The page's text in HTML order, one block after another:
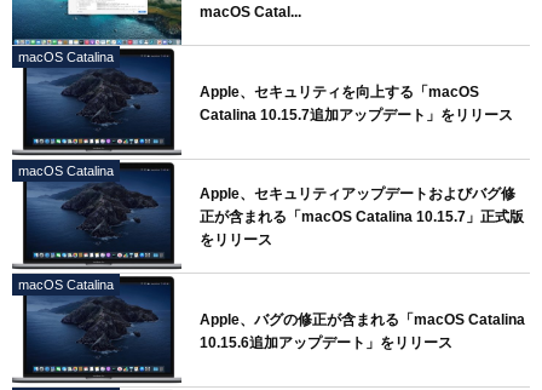
macOS Catal...
macOS Catalina
Apple、セキュリティを向上する「macOS
Catalina 10.15.7追加アップデート」をリリース
macOS Catalina
Apple、セキュリティアップデートおよびバグ修
正が含まれる「macOS Catalina 10.15.7」正式版
をリリース
macOS Catalina
Apple、バグの修正が含まれる「macOS Catalina
10.15.6追加アップデート」をリリース